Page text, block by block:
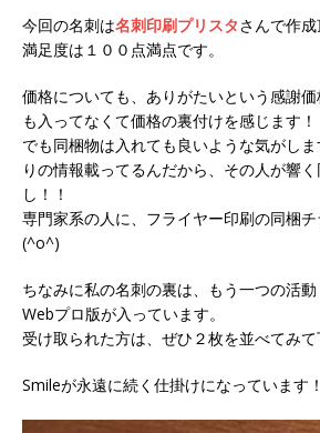
今回の名刺は名刺印刷プリスタさんで作成
満足度は１００点満点です。
価格についても、ありがたいという感謝
も入ってなくて価格の裏付けを感じます
でも同梱物は入れても良いような気がし
りの情報載ってるんだから、その人が響
し！！
専門家系の人に、フライヤー印刷の同梱
(^o^)
ちなみに私の名刺の裏は、もう一つの活
Webプロ版が入っています。
受け取られた方は、ぜひ２枚を並べてみて
Smileが永遠に続く仕掛けになっています